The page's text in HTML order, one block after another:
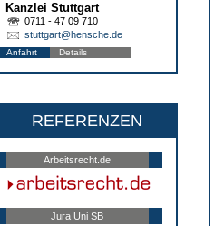
Kanzlei Stuttgart
0711 - 47 09 710
stuttgart@hensche.de
Anfahrt Details
REFERENZEN
Arbeitsrecht.de
Jura Uni SB